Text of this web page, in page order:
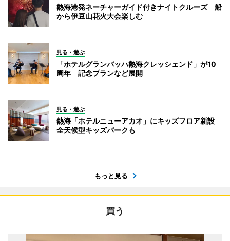
熱海港発ネーチャーガイド付きナイトクルーズ 船
から伊豆山花火大会楽しむ
見る・遊ぶ
「ホテルグランバッハ熱海クレッシェンド」が10
周年 記念プランなど展開
見る・遊ぶ
熱海「ホテルニューアカオ」にキッズフロア新設
全天候型キッズパークも
もっと見る
買う